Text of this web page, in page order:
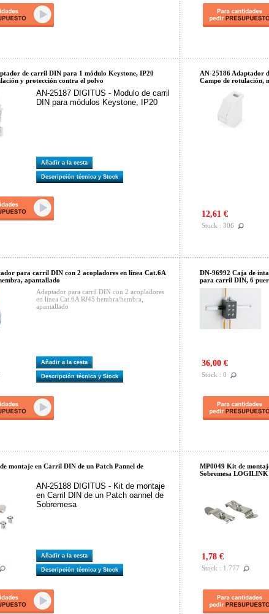
de carril DIN para 1 módulo Keystone, IP20
y protección contra el polvo
AN-25187 DIGITUS - Modulo de carril
DIN para módulos Keystone, IP20
Añadir a la cesta
Descripción técnica y Stock
AN-25186 Adaptador
Campo de rotulación,
12,61 €
Stock : 306
para carril DIN con 2 acopladores en línea Cat.6A
apantallado
Adaptador para carril DIN con 2 acopladores
en línea Cat.6A RJ45 hembra/hembra,
apantallado
Añadir a la cesta
Descripción técnica y Stock
DN-96992 Caja de
para carril DIN, 6
36,00 €
Stock : 0
montaje en Carril DIN de un Patch Pannel de
AN-25188 DIGITUS - Kit de montaje
en Carril DIN de un Patch oannel de
Sobremesa
Añadir a la cesta
Descripción técnica y Stock
MP0049 Kit de
Sobremesa LOGILINK
1,78 €
Stock : 1.777